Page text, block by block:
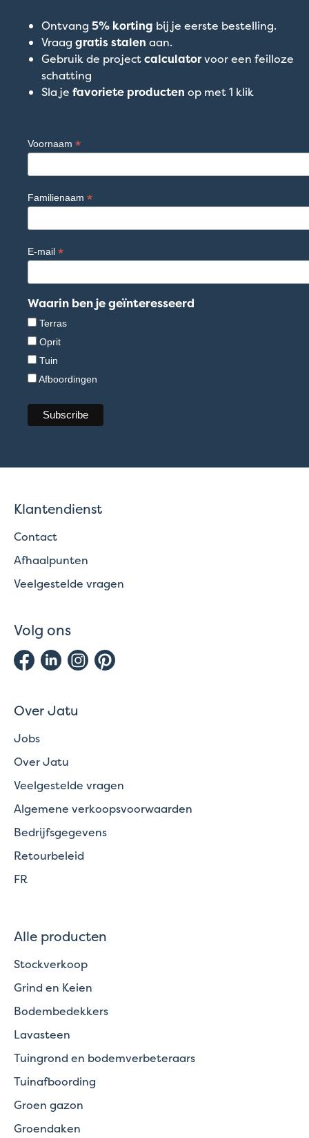
Ontvang 5% korting bij je eerste bestelling.
Vraag gratis stalen aan.
Gebruik de projectcalculatorvoor een feilloze
schatting
Sla je favoriete producten op met 1 klik
Voornaam *
Familienaam *
E-mail *
Waarin ben je geïnteresseerd
Terras
Oprit
Tuin
Afboordingen
Klantendienst
Contact
Afhaalpunten
Veelgestelde vragen
Volg ons
Over Jatu
Jobs
Over Jatu
Veelgestelde vragen
Algemene verkoopsvoorwaarden
Bedrijfsgegevens
Retourbeleid
FR
Alle producten
Stockverkoop
Grind en Keien
Bodembedekkers
Lavasteen
Tuingrond en bodemverbeteraars
Tuinafboording
Groen gazon
Groendaken